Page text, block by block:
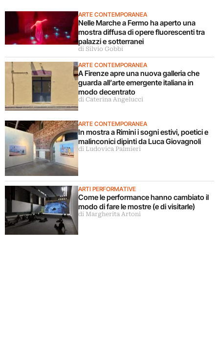
ARTE CONTEMPORANEA
Nelle Marche a Fermo ha aperto una
mostra diffusa di opere fluorescenti tra
palazzi e sotterranei
di Silvio Gobbi
ARTE CONTEMPORANEA
A Firenze apre una nuova galleria che
guarda all’arte emergente italiana in
modo decentrato
di Caterina Angelucci
ARTE CONTEMPORANEA
In mostra a Rimini i sogni estivi, poetici e
malinconici dipinti da Luca Giovagnoli
di Ludovica Palmieri
ARTI PERFORMATIVE
Come le performance hanno cambiato il
modo di fare le mostre (e di visitarle)
di Margherita Artoni